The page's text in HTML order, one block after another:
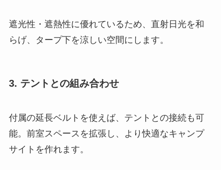
遮光性・遮熱性に優れているため、直射日光を和
らげ、タープ下を涼しい空間にします。
3. テントとの組み合わせ
付属の延長ベルトを使えば、テントとの接続も可
能。前室スペースを拡張し、より快適なキャンプ
サイトを作れます。